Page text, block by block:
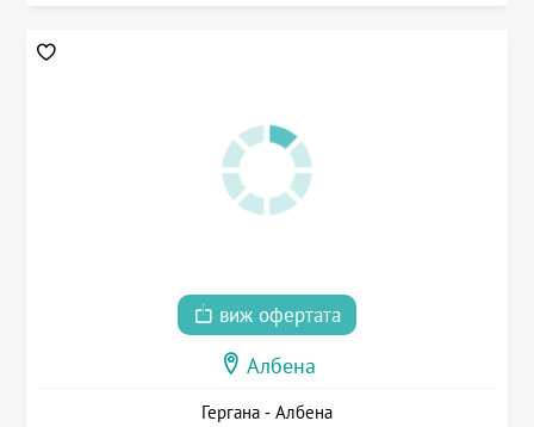
виж офертата
Албена
Гергана - Албена